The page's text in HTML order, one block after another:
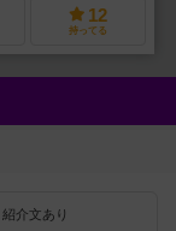
12
持ってる
紹介文あり